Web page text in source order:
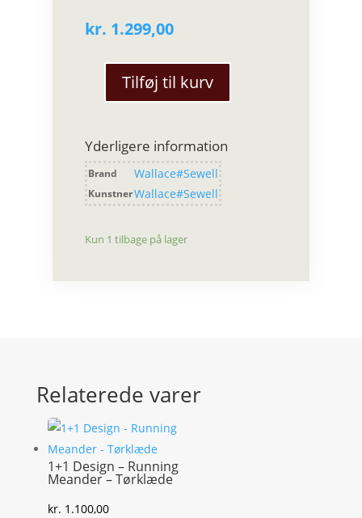
kr. 1.299,00
Wallace#Sewell
tørklæde
(Rhubarb
pink/grøn)
antal
Tilføj til kurv
Yderligere information
Brand Wallace#Sewell
KunstnerWallace#Sewell
Kun 1 tilbage på lager
Relaterede varer
1+1 Design – Running
Meander – Tørklæde
kr. 1.100,00